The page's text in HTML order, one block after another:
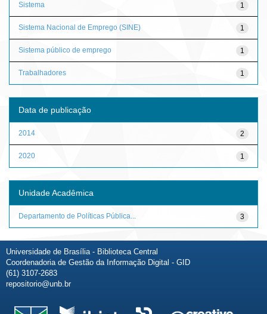
1
Sistema
1
Sistema Nacional de Emprego (SINE)
1
Sistema público de emprego
1
Trabalhadores
Data de publicação
2
2014
1
2020
Unidade Acadêmica
3
Departamento de Políticas Pública...
Universidade de Brasília - Biblioteca Central
Coordenadoria de Gestão da Informação Digital - GID
(61) 3107-2683
repositorio@unb.br